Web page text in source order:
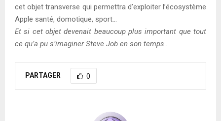
cet objet transverse qui permettra d’exploiter l’écosystème
Apple santé, domotique, sport…
Et si cet objet devenait beaucoup plus important que tout
ce qu’a pu s’imaginer Steve Job en son temps…
PARTAGER 0